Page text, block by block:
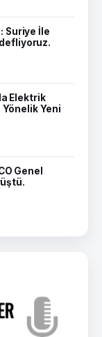
Suriye İle
Elektrik
Yönelik Yeni
Genel